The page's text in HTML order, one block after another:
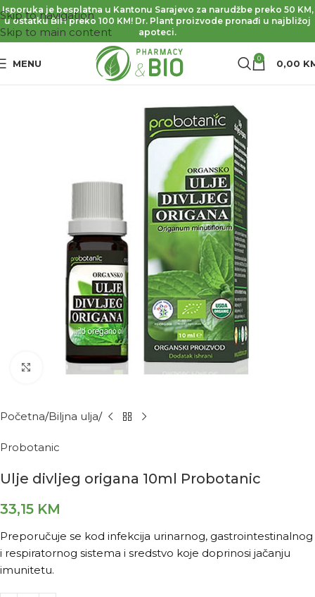
Skip to navigation
Skip to main content
Isporuka je besplatna u Kantonu Sarajevo za narudžbe preko 50 KM,
u ostatku BiH preko 100 KM! Dr. Plant proizvode pronađi u najbližoj
apoteci.
MENU 0 0,00
Kliknite za povećanje
Početna Biljna ulja
Probotanic
Ulje divljeg origana 10ml Probotanic
33,15 KM
Preporučuje se kod infekcija urinarnog, gastrointestinalnog
i respiratornog sistema i sredstvo koje doprinosi jačanju
imunitetu.